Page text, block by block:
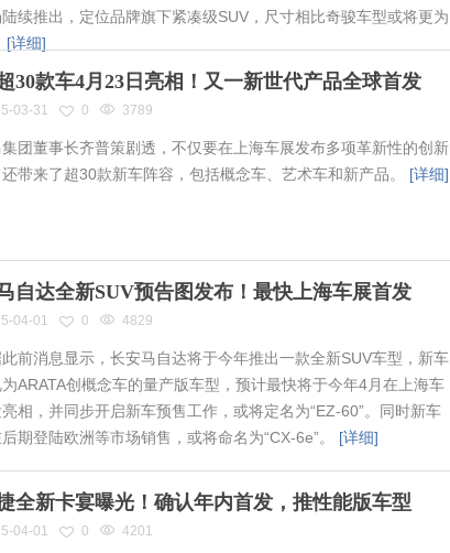
续推出，定位品牌旗下紧凑级SUV，尺寸相比奇骏车型或将更为
[详细]
30款车4月23日亮相！又一新世代产品全球首发
03-31 0 3789
团董事长齐普策剧透，不仅要在上海车展发布多项革新性的创新
带来了超30款新车阵容，包括概念车、艺术车和新产品。 [详细]
自达全新SUV预告图发布！最快上海车展首发
04-01 0 4829
前消息显示，长安马自达将于今年推出一款全新SUV车型，新车
ARATA创概念车的量产版车型，预计最快将于今年4月在上海车
亮相，并同步开启新车预售工作，或将定名为“EZ-60”。同时新车
期登陆欧洲等市场销售，或将命名为“CX-6e”。 [详细]
全新卡宴曝光！确认年内首发，推性能版车型
04-01 0 4201